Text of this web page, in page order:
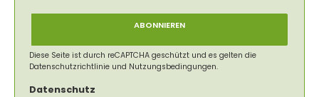
ABONNIEREN
Diese Seite ist durch reCAPTCHA geschützt und es gelten die
Datenschutzrichtlinie und Nutzungsbedingungen.
Datenschutz